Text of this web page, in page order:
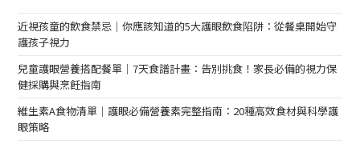
近視孩童的飲食禁忌｜你應該知道的5大護眼飲食陷阱：從餐桌開始守
護孩子視力
兒童護眼營養搭配餐單｜7天食譜計畫：告別挑食！家長必備的視力保
健採購與烹飪指南
維生素A食物清單｜護眼必備營養素完整指南：20種高效食材與科學護
眼策略